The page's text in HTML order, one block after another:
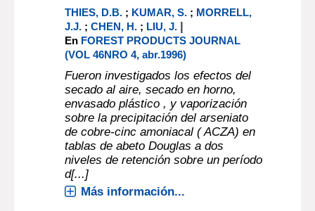
THIES, D.B. ; KUMAR, S. ; MORRELL,
J.J. ;CHEN, H. ; LIU, J. |
En FOREST PRODUCTS JOURNAL
(VOL 46NRO 4, abr.1996)
Fueron investigados los efectos del
secado al aire, secado en horno,
envasado plástico , y vaporización
sobre la precipitación del arseniato
de cobre-cinc amoniacal ( ACZA) en
tablas de abeto Douglas a dos
niveles de retención sobre un período
d[...]
Más información...